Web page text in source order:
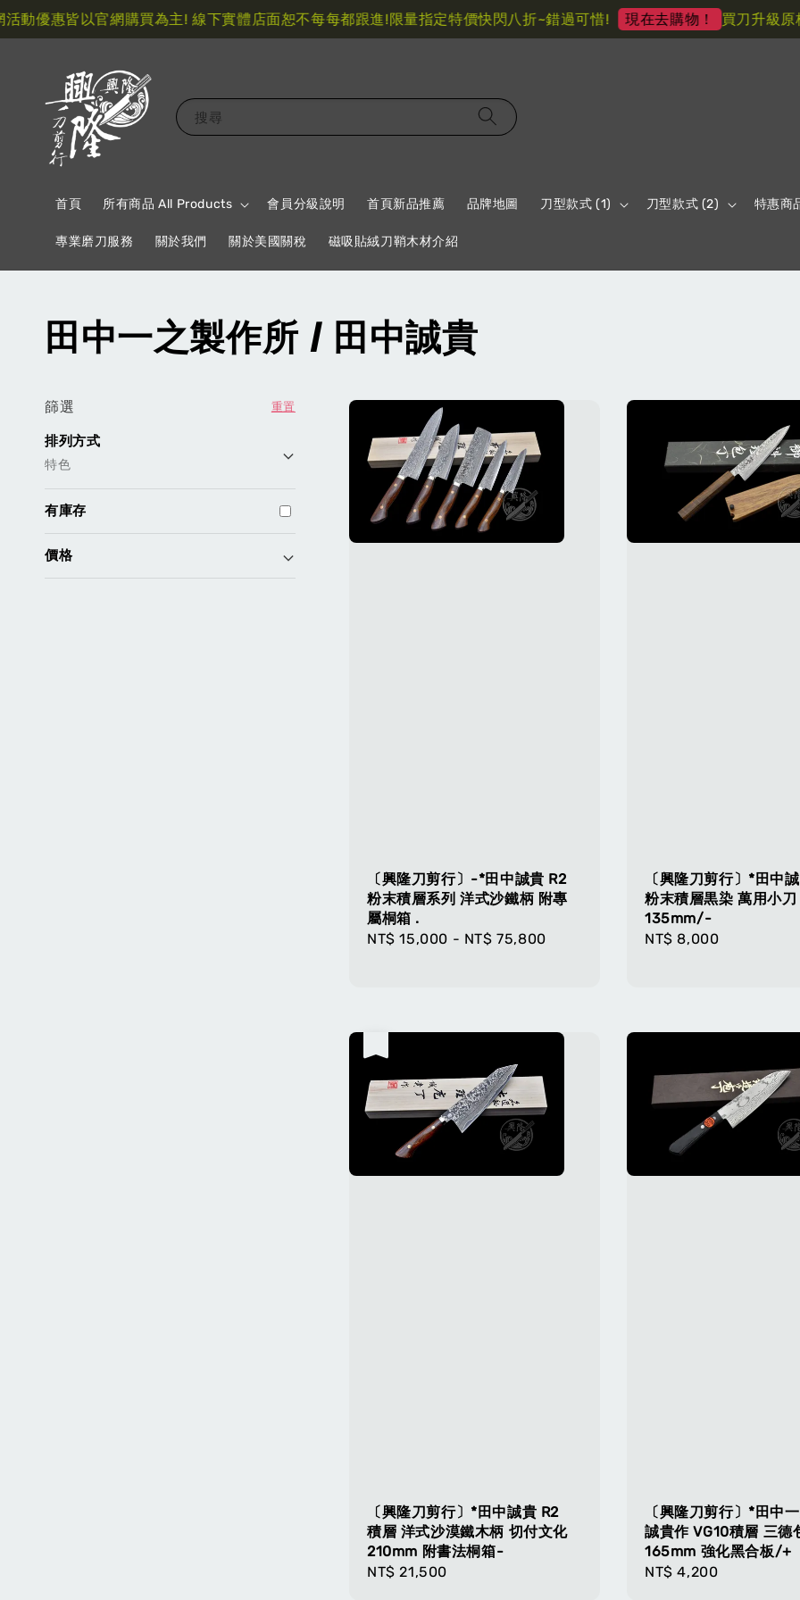
優惠皆以官網購買為主! 線下實體店面恕不每每都跟進!限量指定特價快閃八折~錯過可惜! 現在去購物！ 買刀升級原柄
搜尋
首頁 所有商品 All Products 會員分級說明 首頁新品推薦 品牌地圖 刀型款式 (1) 刀型款式 (2) 特惠商
專業磨刀服務 關於我們 關於美國關稅 磁吸貼絨刀鞘木材介紹
田中一之製作所 / 田中誠貴
篩選 重置
排列方式
特色
有庫存
價格
〔興隆刀剪行〕-*田中誠貴 R2
粉末積層系列 洋式沙鐵柄 附專
屬桐箱 .
Regular
NT$ 15,000 - NT$ 75,800
〔興隆刀剪行〕*田中
粉末積層黒染 萬用小刀
135mm/-
Regular
NT$ 8,000
〔興隆刀剪行〕*田中誠貴 R2
積層 洋式沙漠鐵木柄 切付文化
210mm 附書法桐箱-
Regular
NT$ 21,500
〔興隆刀剪行〕*田中
誠貴作 VG10積層 三德
165mm 強化黑合板/+
Regular
NT$ 4,200